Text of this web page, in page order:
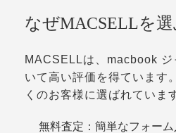
なぜMACSELLを
MACSELLは、macbook ジ
いて高い評価を得ています
くのお客様に選ばれていま
無料査定：簡単なフォー